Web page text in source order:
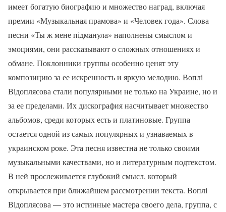
имеет богатую биографию и множество наград, включая
премии «Музыкальная прамова» и «Человек года». Слова
песни «Ты ж мене підманула» наполнены смыслом и
эмоциями, они рассказывают о сложных отношениях и
обмане. Поклонники группы особенно ценят эту
композицию за ее искренность и яркую мелодию. Воплі
Відоплясова стали популярными не только на Украине, но и
за ее пределами. Их дискография насчитывает множество
альбомов, среди которых есть и платиновые. Группа
остается одной из самых популярных и узнаваемых в
украинском роке. Эта песня известна не только своими
музыкальными качествами, но и литературным подтекстом.
В ней прослеживается глубокий смысл, который
открывается при ближайшем рассмотрении текста. Воплі
Відоплясова — это истинные мастера своего дела, группа, с